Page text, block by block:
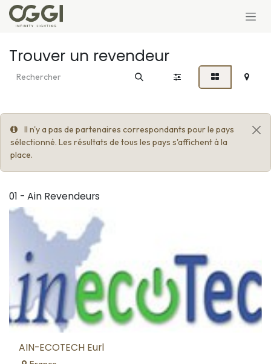
Se rendre au contenu
Trouver un revendeur
Il n'y a pas de partenaires correspondants pour le pays
sélectionné. Les résultats de tous les pays s'affichent à la
place.
01 - Ain Revendeurs
AIN-ECOTECH Eurl